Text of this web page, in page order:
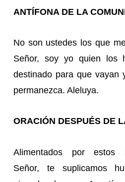
ANTÍFONA DE LA
No son ustedes los que
Señor, soy yo quien los
destinado para que vayan
permanezca. Aleluya.
ORACIÓN DESPUÉS DE
Alimentados por estos
Señor, te suplicamos